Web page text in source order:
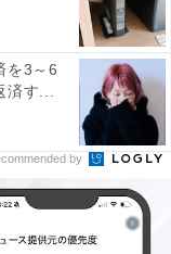
1400～4000
ボガソリンエン
1800～4800
を3～6
す...
by